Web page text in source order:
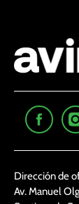
Dirección de
Av. Manuel